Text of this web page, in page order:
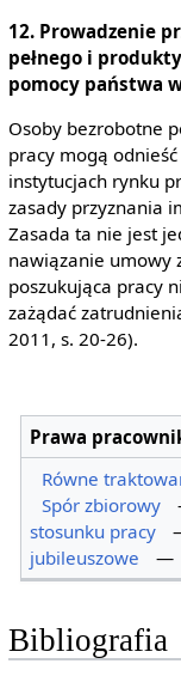
12. Prowadzenie
pełnego i
pomocy państwa
Osoby bezrobotne
pracy mogą
instytucjach rynku
zasady przyznania
Zasada ta nie jest
nawiązanie umowy
poszukująca pracy
zażądać
2011, s. 20-26).
Prawa
Równe
Spór zbiorowy
stosunku pracy
jubileuszowe
—
Bibliografia